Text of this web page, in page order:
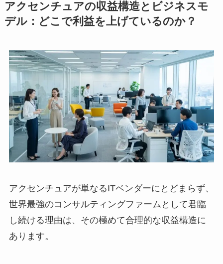
アクセンチュアの収益構造とビジネスモ
デル：どこで利益を上げているのか？
アクセンチュアが単なるITベンダーにとどまらず、
世界最強のコンサルティングファームとして君臨
し続ける理由は、その極めて合理的な収益構造に
あります。